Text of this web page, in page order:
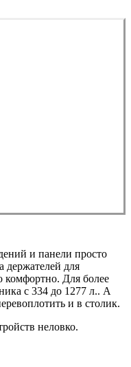
и панели просто
держателей для
комфортно. Для более
с 334 до 1277 л.. А
и в столик.
неловко.